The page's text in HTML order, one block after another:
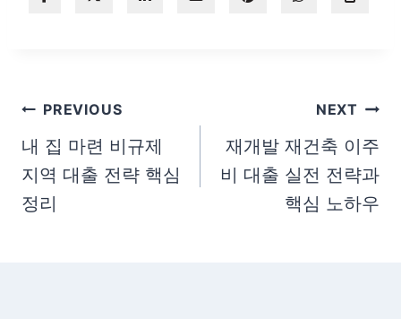
글
탐
색
PREVIOUS
내 집 마련 비규제
지역 대출 전략 핵심
정리
NEXT
재개발 재건축 이주
비 대출 실전 전략과
핵심 노하우